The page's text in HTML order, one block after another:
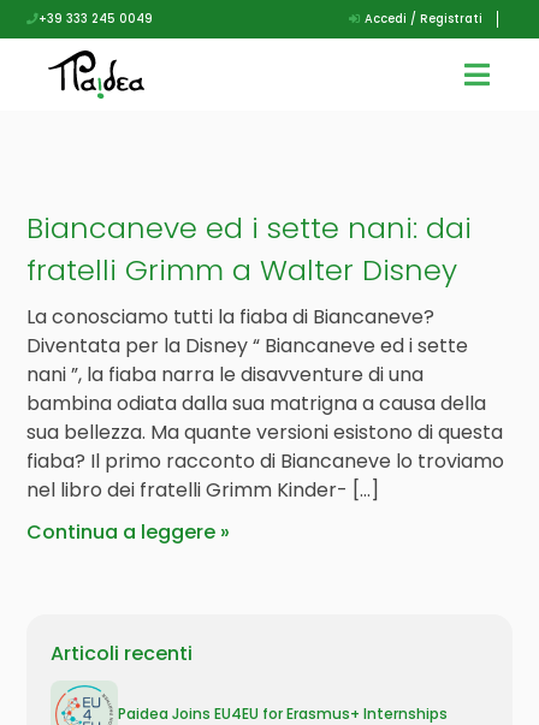
+39 333 245 0049 Accedi / Registrati
Biancaneve ed i sette nani: dai
fratelli Grimm a Walter Disney
La conosciamo tutti la fiaba di Biancaneve?
Diventata per la Disney “ Biancaneve ed i sette
nani ”, la fiaba narra le disavventure di una
bambina odiata dalla sua matrigna a causa della
sua bellezza. Ma quante versioni esistono di questa
fiaba? Il primo racconto di Biancaneve lo troviamo
nel libro dei fratelli Grimm Kinder- […]
Continua a leggere
Articoli recenti
Paidea Joins EU4EU for Erasmus+ Internships